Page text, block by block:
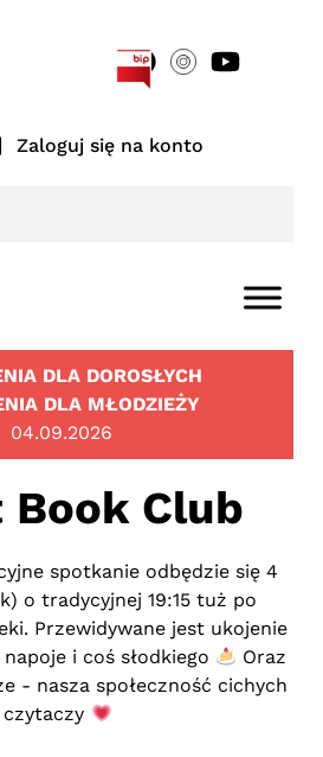
Zaloguj się na konto
DLA DOROSŁYCH
DLA MŁODZIEŻY
04.09.2026
Club
spotkanie odbędzie się 4
o tradycyjnej 19:15 tuż po
Przewidywane jest ukojenie
i coś słodkiego
Oraz
- nasza społeczność cichych
czytaczy